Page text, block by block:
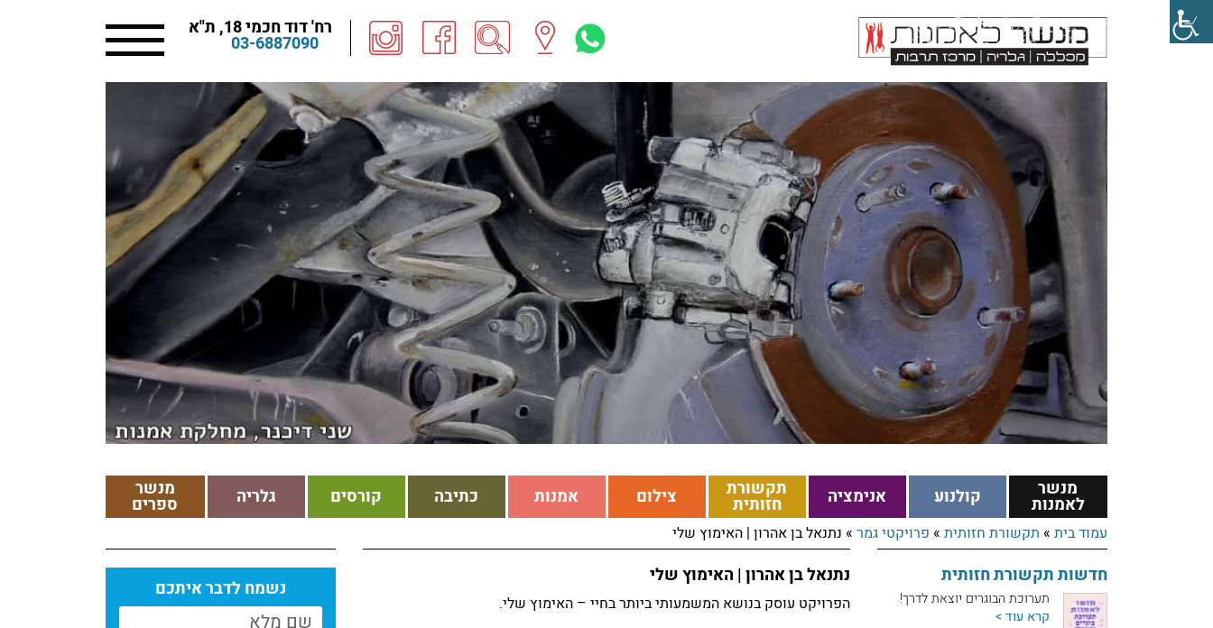
רח' דוד חכמי 18, ת"א
03-6887090
מנשר
לאמנות קולנוע אנימציה תקשורת
חזותית צילום אמנות כתיבה קורסים גלריה מנשר
ספרים
עמוד בית » תקשורת חזותית » פרויקטי גמר » נתנאל בן אהרון | האימוץ שלי
נתנאל בן אהרון | האימוץ שלי
הפרויקט עוסק בנושא המשמעותי ביותר בחיי – האימוץ שלי.
חדשות תקשורת חזותית
תערוכת הבוגרים יוצאת לדרך!
קרא עוד >
נשמח לדבר איתכם